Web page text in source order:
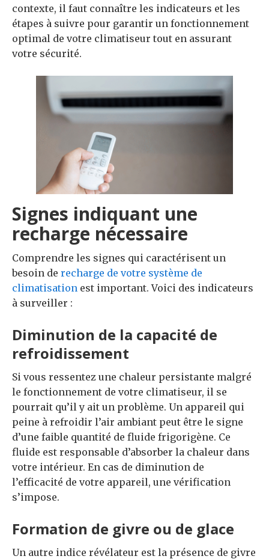
contexte, il faut connaître les indicateurs et les
étapes à suivre pour garantir un fonctionnement
optimal de votre climatiseur tout en assurant
votre sécurité.
Signes indiquant une
recharge nécessaire
Comprendre les signes qui caractérisent un
besoin de recharge de votre système de
climatisation est important. Voici des indicateurs
à surveiller :
Diminution de la capacité de
refroidissement
Si vous ressentez une chaleur persistante malgré
le fonctionnement de votre climatiseur, il se
pourrait qu’il y ait un problème. Un appareil qui
peine à refroidir l’air ambiant peut être le signe
d’une faible quantité de fluide frigorigène. Ce
fluide est responsable d’absorber la chaleur dans
votre intérieur. En cas de diminution de
l’efficacité de votre appareil, une vérification
s’impose.
Formation de givre ou de glace
Un autre indice révélateur est la présence de givre